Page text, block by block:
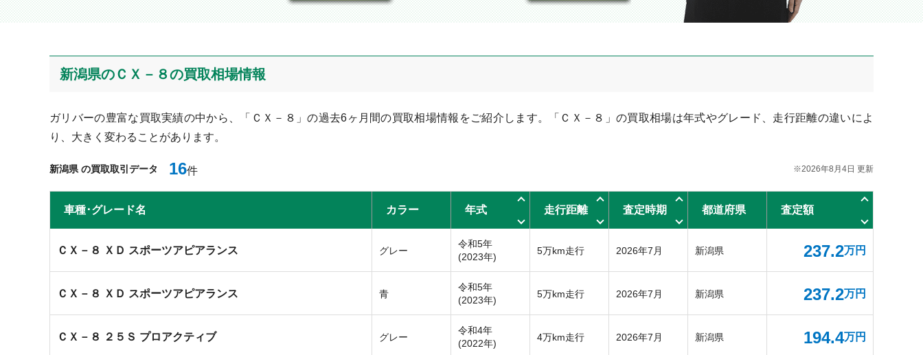
新潟県のＣＸ－８の買取相場情報
ガリバーの豊富な買取実績の中から、「ＣＸ－８」の過去6ヶ月間の買取相場情報をご紹介します。「ＣＸ－８」の買取相場は年式やグレード、走行距離の違いによ
り、大きく変わることがあります。
新潟県 の買取取引データ 16件 ※2026年8月4日 更新
⾞種･グレード名 カラー 年式 走行距離 査定時期 都道府県 査定額
ＣＸ－８ ＸＤ スポーツアピアランス グレー
令和5年
(2023年)
5万km走行 2026年7月 新潟県 237.2万円
ＣＸ－８ ＸＤ スポーツアピアランス 青
令和5年
(2023年)
5万km走行 2026年7月 新潟県 237.2万円
ＣＸ－８ ２５Ｓ プロアクティブ グレー
令和4年
(2022年)
4万km走行 2026年7月 新潟県 194.4万円